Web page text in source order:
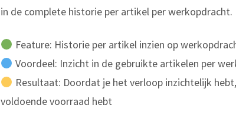
in de complete historie per artikel per werkopdracht.
Feature: Historie per artikel inzien op
Voordeel: Inzicht in de gebruikte artikelen per
Resultaat: Doordat je het verloop inzichtelijk
voldoende voorraad hebt